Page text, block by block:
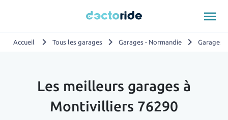
menu
Accueil chevron_right Tous les garages chevron_right Garages - Normandie chevron_right Garages
Les meilleurs garages à
Montivilliers 76290